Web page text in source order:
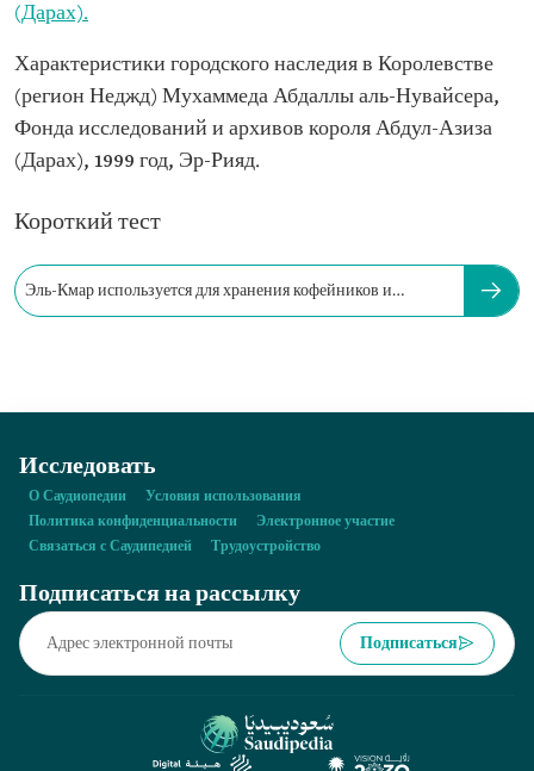
(Дарах).
Характеристики городского наследия в Королевстве
(регион Неджд) Мухаммеда Абдаллы аль-Нувайсера,
Фонда исследований и архивов короля Абдул-Азиза
(Дарах), 1999 год, Эр-Рияд.
Короткий тест
Эль-Кмар используется для хранения кофейников и
Исследовать
О Саудиопедии
Условия использования
Политика конфиденциальности
Электронное участие
Связаться с Саудипедией
Трудоустройство
Подписаться на рассылку
Подписаться